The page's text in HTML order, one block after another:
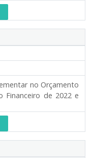
no Orçamento
Financeiro de 2022 e